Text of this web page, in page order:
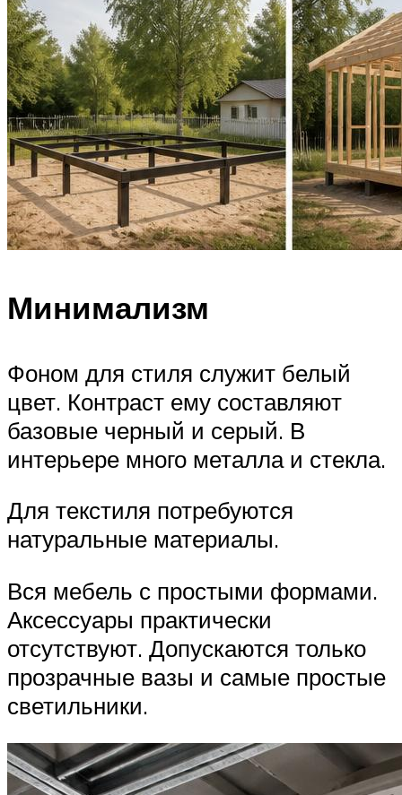
Минимализм
Фоном для стиля служит белый
цвет. Контраст ему составляют
базовые черный и серый. В
интерьере много металла и стекла.
Для текстиля потребуются
натуральные материалы.
Вся мебель с простыми формами.
Аксессуары практически
отсутствуют. Допускаются только
прозрачные вазы и самые простые
светильники.